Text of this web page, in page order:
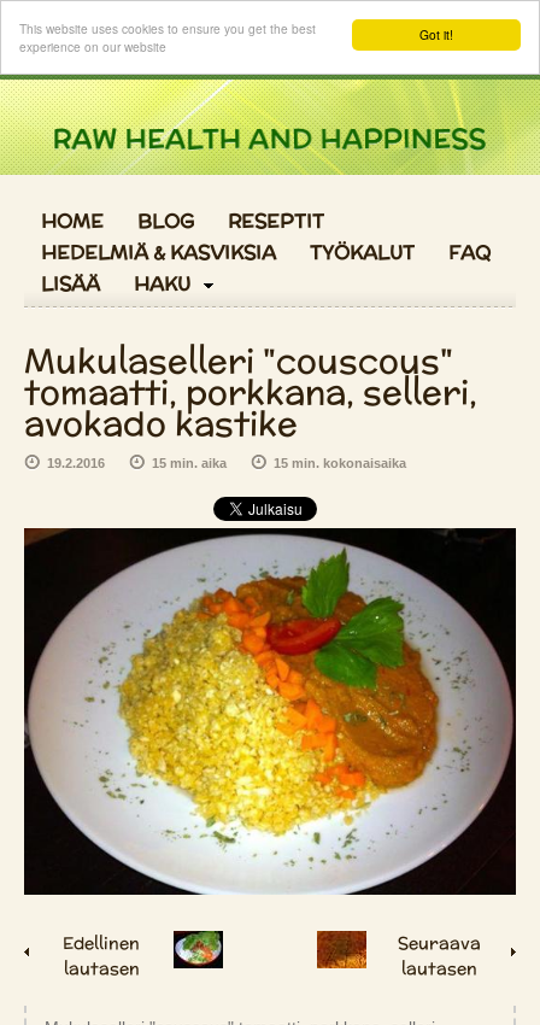
Got it!
This website uses cookies to ensure you get the best
experience on our website
Kirjaudu sisään
HOME BLOG
RESEPTIT
HEDELMIÄ & KASVIKSIA
TYÖKALUT
FAQ
LISÄÄ
HAKU
Mukulaselleri "couscous"
tomaatti, porkkana, selleri,
avokado kastike
19.2.2016 15 min. aika 15 min. kokonaisaika
Edellinen
lautasen
Seuraava
lautasen